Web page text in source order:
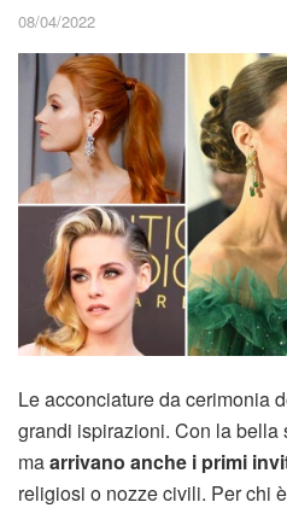
08/04/2022
Le acconciature da cerimonia
grandi ispirazioni. Con la bella
maarrivano anche i primi
religiosi o nozze civili. Per chi